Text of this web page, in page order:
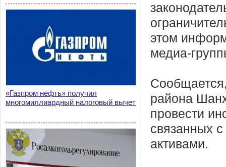
«Газпром нефть» получил
многомиллиардный налоговый вычет
этом
медиа-
района
провести
связанных
активами.